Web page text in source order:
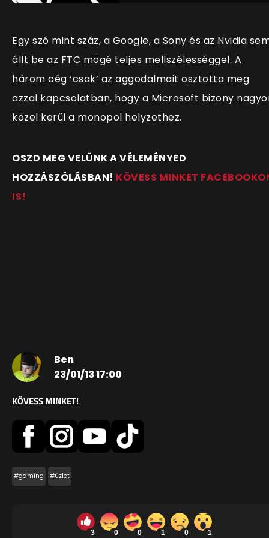
Egy szó mint száz, a Google, a Sony és az Nvidia
állt be az FTC mögé teljes mellszélességgel. A
három cég ‘csak’ az aggodalmait osztotta meg
azzal kapcsolatban, hogy a Microsoft bizony
közel kerül a monopol helyzethez.
OSZD MEG VELÜNK A VÉLEMÉNYED
HOZZÁSZÓLÁSBAN! KÖVESS MINKET
IS!
Ben
23/01/13 17:00
KÖVESS MINKET!
#gaming #üzlet
3 0 0 1 0 1